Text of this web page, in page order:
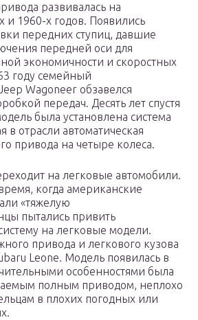
развивалась на
и 1960-х годов. Появились
передних ступиц, давшие
передней оси для
экономичности и скоростных
году семейный
Wagoneer обзавелся
передач. Десять лет спустя
была установлена система
в отрасли автоматическая
привода на четыре колеса.
на легковые автомобили.
когда американские
«тяжелую
пытались привить
на легковые модели.
привода и легкового кузова
Leone. Модель появилась в
особенностями была
полным приводом, неплохо
в плохих погодных или